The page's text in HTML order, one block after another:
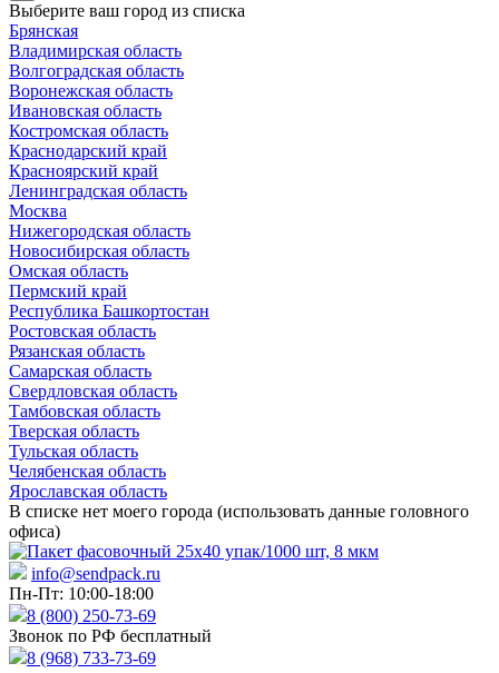
Выберите ваш город из списка
Брянская
Владимирская область
Волгоградская область
Воронежская область
Ивановская область
Костромская область
Краснодарский край
Красноярский край
Ленинградская область
Москва
Нижегородская область
Новосибирская область
Омская область
Пермский край
Республика Башкортостан
Ростовская область
Рязанская область
Самарская область
Свердловская область
Тамбовская область
Тверская область
Тульская область
Челябенская область
Ярославская область
В списке нет моего города (использовать данные головного
офиса)
info@sendpack.ru
Пн-Пт: 10:00-18:00
8 (800) 250-73-69
Звонок по РФ бесплатный
8 (968) 733-73-69